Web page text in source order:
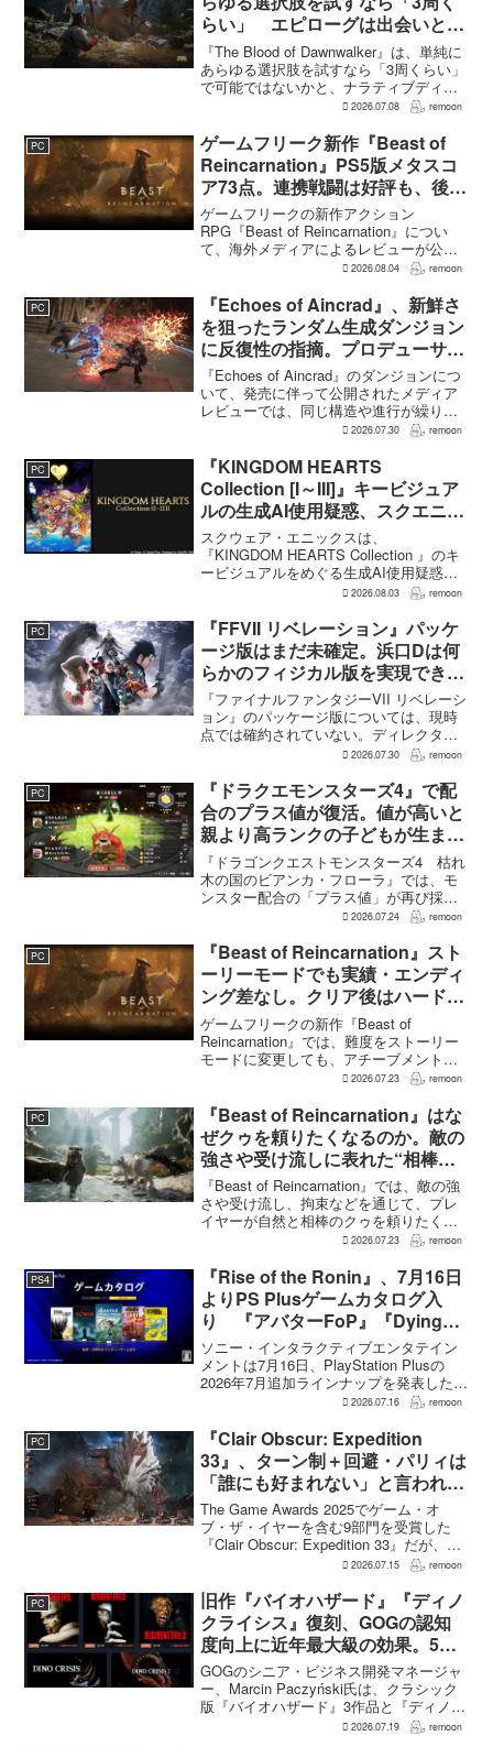
らい」 エピローグは出会いと選
択で変化
『The Blood of Dawnwalker』は、単純に
あらゆる選択肢を試すなら「3周くらい」
で可能ではないかと、ナラティブディレ
クターのJakub Szamałek氏がファミ
はエンディングへ収束...
2026.07.08 remoon
PC
ゲームフリーク新作『Beast of
Reincarnation』PS5版メタスコ
ア73点。連携戦闘は好評も、後半
の“ボス再戦続き”には不満
ゲームフリークの新作アクション
RPG『Beast of Reincarnation』につい
て、海外メディアによるレビューが公開
された。PS5版のメタスコアは73。採点
否両論で、不評に分類されたレビュ...
2026.08.04 remoon
PC
『Echoes of Aincrad』、新鮮さ
を狙ったランダム生成ダンジョン
に反復性の指摘。プロデューサー
は発売前に採用理由を説明
『Echoes of Aincrad』のダンジョンにつ
いて、発売に伴って公開されたメディア
レビューでは、同じ構造や進行が繰り返
されるとの評価が出ている。発売前の7月
は、ゲーム総合プロデューサーの二見鷹
介氏が...
2026.07.30 remoon
PC
『KINGDOM HEARTS
Collection [I～III]』キービジュア
ルの生成AI使用疑惑、スクエニが
否定――不自然な描写は「人為的
ミス」
スクウェア・エニックスは、
『KINGDOM HEARTS Collection 』のキ
ービジュアルをめぐる生成AI使用疑惑に
ついて、問題となったアセットは開発チ
不自然な箇所は「人為的ミス」によるも
のだと...
2026.08.03 remoon
PC
『FFVII リベレーション』パッケ
ージ版はまだ未確定。浜口Dは何
らかのフィジカル版を実現できる
よう調整中
『ファイナルファンタジーVII リベレーシ
ョン』のパッケージ版については、現時
点では確約されていない。ディレクター
の浜口直樹氏によると、具体的な商品ラ
フィジカル版を実現できるよう調整を進
めているという。G...
2026.07.30 remoon
PC
『ドラクエモンスターズ4』で配
合のプラス値が復活。値が高いと
親より高ランクの子どもが生まれ
ることも
『ドラゴンクエストモンスターズ4 枯れ
木の国のビアンカ・フローラ』では、モ
ンスター配合の「プラス値」が再び採用
される。配合を繰り返すことで数値が増
が高くなる補正がかかる。前作『ドラゴ
ンクエストモンスターズ...
2026.07.24 remoon
PC
『Beast of Reincarnation』スト
ーリーモードでも実績・エンディ
ング差なし。クリア後はハード超
えのNEW GAME+も
ゲームフリークの新作『Beast of
Reincarnation』では、難度をストーリー
モードに変更しても、アチーブメントや
収集要素、エンディングに違いはない。
難度のNEW GAME+も用意されてい
る。...
2026.07.23 remoon
PC
『Beast of Reincarnation』はな
ぜクゥを頼りたくなるのか。敵の
強さや受け流しに表れた“相棒と
の共闘”設計
『Beast of Reincarnation』では、敵の強
さや受け流し、拘束などを通じて、プレ
イヤーが自然と相棒のクゥを頼りたくな
る戦闘が設計されている。そうした設計
ナリオライターを務めるゲームフリー
ク...
2026.07.23 remoon
PS4
『Rise of the Ronin』、7月16日
よりPS Plusゲームカタログ入
り 『アバターFoP』『Dying
Light』なども順次配信
ソニー・インタラクティブエンタテイン
メントは7月16日、PlayStation Plusの
2026年7月追加ラインナップを発表した。
幕末の日本を舞台とするTeam NINJAのオ
the Ron...
2026.07.16 remoon
PC
『Clair Obscur: Expedition
33』、ターン制＋回避・パリィは
「誰にも好まれない」と言われて
いた 開発陣は実際に遊んだ面白
さを優先
The Game Awards 2025でゲーム・オ
ブ・ザ・イヤーを含む9部門を受賞した
『Clair Obscur: Expedition 33』だが、タ
ーン制バトルに回避やパリィを組み合わ
い」と何度も言...
2026.07.15 remoon
PC
旧作『バイオハザード』『ディノ
クライシス』復刻、GOGの認知
度向上に近年最大級の効果。5作
品は90％超の肯定的評価
GOGのシニア・ビジネス開発マネージャ
ー、Marcin Paczyński氏は、クラシック
版『バイオハザード』3作品と『ディノク
ライシス』2作品の復刻が、近年のGOG
2026.07.19 remoon